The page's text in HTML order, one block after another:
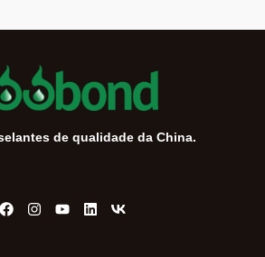
de qualidade da China.